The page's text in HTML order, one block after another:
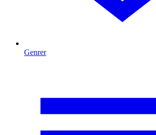
Genrer